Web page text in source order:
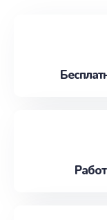
наилучшим